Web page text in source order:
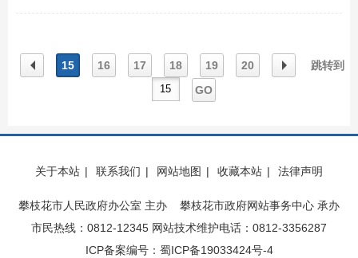
页
15 16 17 18 19 20
页
跳转到
GO
关于本站 | 联系我们 | 网站地图 | 收藏本站 | 法律声明
攀枝花市人民政府办公室 主办 攀枝花市政府网站事务中心 承办
市民热线：0812-12345 网站技术维护电话：0812-3356287
ICP备案编号：蜀ICP备19033424号-4